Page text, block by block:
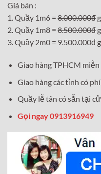
Giá bán :
1. Quầy 1m6 = 8.000.000đ
2. Quầy 1m8 = 8.500.000đ
3. Quầy 2m0 = 9.500.000đ
Giao hàng TPHCM
Giao hàng các tỉnh có
Quầy lễ tân có sẵn tại
Gọi ngay 0913916949